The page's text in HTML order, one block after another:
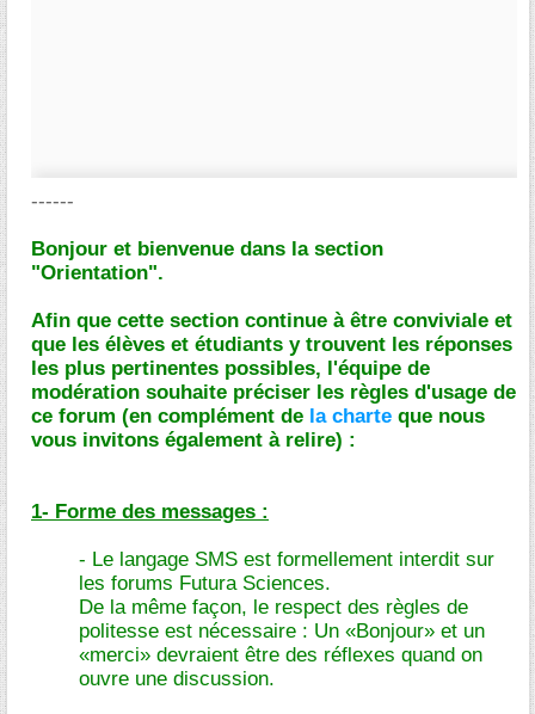
------
Bonjour et bienvenue dans la section
"Orientation".
Afin que cette section continue à être conviviale et
que les élèves et étudiants y trouvent les réponses
les plus pertinentes possibles, l'équipe de
modération souhaite préciser les règles d'usage de
ce forum (en complément de la charte que nous
vous invitons également à relire) :
1- Forme des messages :
- Le langage SMS est formellement interdit sur
les forums Futura Sciences.
De la même façon, le respect des règles de
politesse est nécessaire : Un «Bonjour» et un
«merci» devraient être des réflexes quand on
ouvre une discussion.